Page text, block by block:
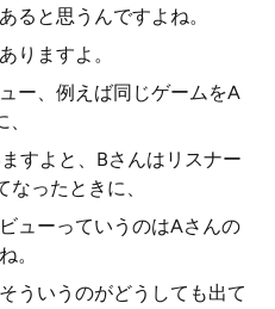
ると思うんですよね。
りますよ。
ー、例えば同じゲームをA
すよと、Bさんはリスナー
ったときに、
ューっていうのはAさんの
。
ういうのがどうしても出て